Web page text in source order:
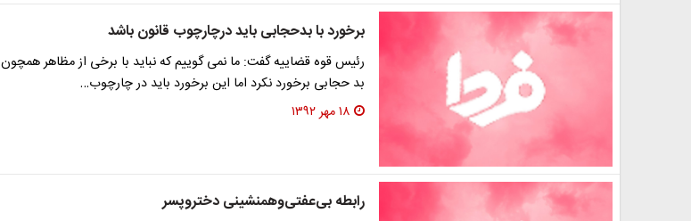
برخورد با بدحجابی باید درچارچوب قانون باشد
رئیس قوه قضاییه گفت: ما نمی گوییم که نباید با برخی از مظاهر همچون
بد حجابی برخورد نکرد اما این برخورد باید در چارچوب…
۱۸ مهر ۱۳۹۲
رابطه بی‌عفتی‌وهمنشینی دختروپسر